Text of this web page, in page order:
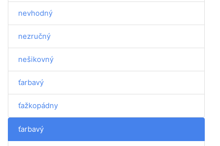
nevhodný
nezručný
nešikovný
ťarbavý
ťažkopádny
ťarbavý